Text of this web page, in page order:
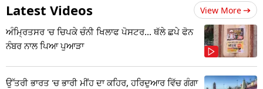
Latest Videos View More
ਅੰਮ੍ਰਿਤਸਰ 'ਚ ਚਿਪਕੇ ਚੰਨੀ ਖਿਲਾਫ ਪੋਸਟਰ... ਥੱਲੇ ਛਪੇ ਫੋਨ
ਨੰਬਰ ਨਾਲ ਪਿਆ ਪੁਆੜਾ
ਉੱਤਰੀ ਭਾਰਤ 'ਚ ਭਾਰੀ ਮੀਂਹ ਦਾ ਕਹਿਰ, ਹਰਿਦੁਆਰ ਵਿੱਚ ਗੰਗਾ